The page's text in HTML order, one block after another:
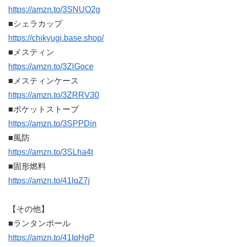
https://amzn.to/3SNUO2g
■シェラカップ
https://chikyugi.base.shop/
■メスティン
https://amzn.to/3ZlGoce
■メスティンケース
https://amzn.to/3ZRRV30
■ポケットストーブ
https://amzn.to/3SPPDin
■風防
https://amzn.to/3SLha4t
■固形燃料
https://amzn.to/41IqZ7j
【その他】
■ランタンポール
https://amzn.to/41IqHgP